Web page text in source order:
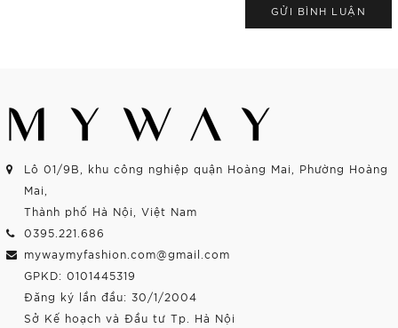
GỬI BÌNH LUẬN
Lô 01/9B, khu công nghiệp quận Hoàng Mai, Phường Hoàng
Mai,
Thành phố Hà Nội, Việt Nam
0395.221.686
mywaymyfashion.com@gmail.com
GPKD: 0101445319
Đăng ký lần đầu: 30/1/2004
Sở Kế hoạch và Đầu tư Tp. Hà Nội